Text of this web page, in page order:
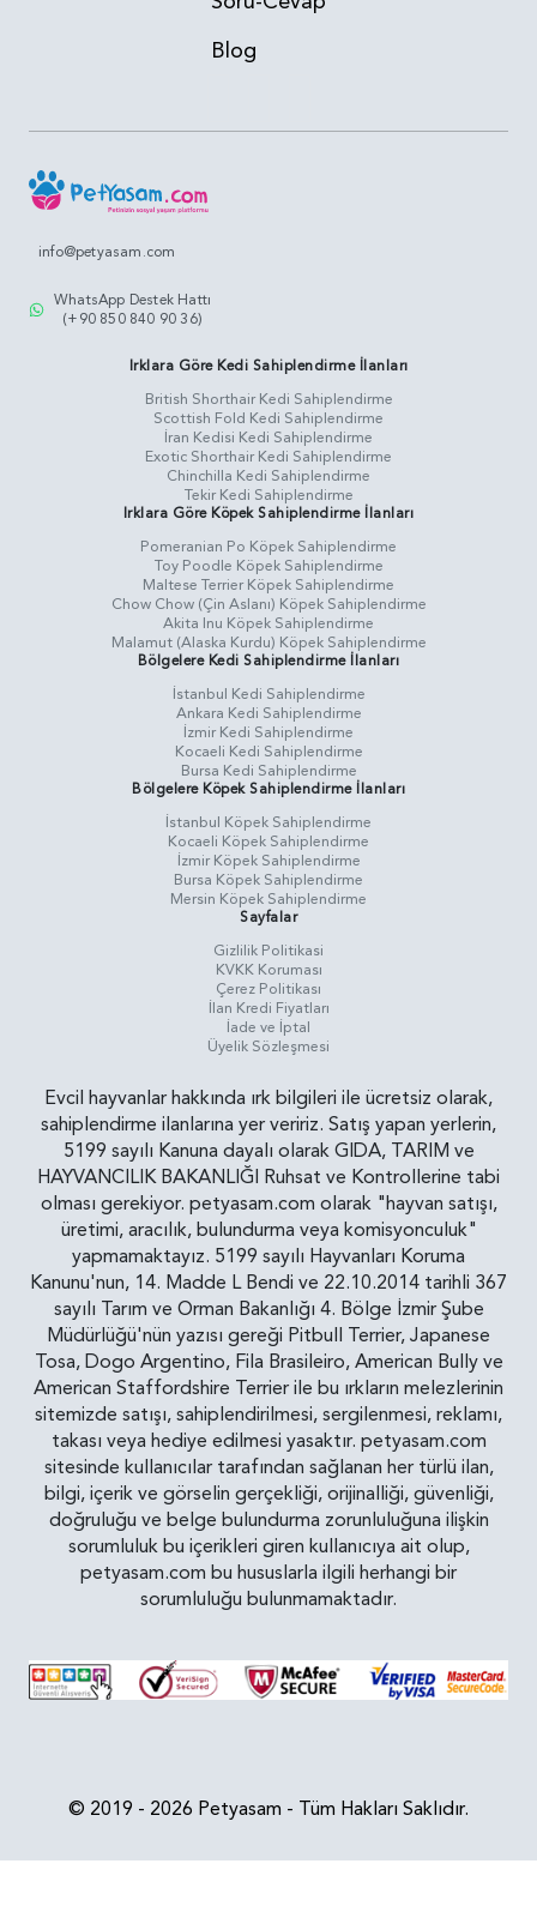
Blog
info@petyasam.com
WhatsApp Destek Hattı
(+90 850 840 90 36)
Irklara Göre Kedi Sahiplendirme İlanları
British Shorthair Kedi Sahiplendirme
Scottish Fold Kedi Sahiplendirme
İran Kedisi Kedi Sahiplendirme
Exotic Shorthair Kedi Sahiplendirme
Chinchilla Kedi Sahiplendirme
Tekir Kedi Sahiplendirme
Irklara Göre Köpek Sahiplendirme İlanları
Pomeranian Po Köpek Sahiplendirme
Toy Poodle Köpek Sahiplendirme
Maltese Terrier Köpek Sahiplendirme
Chow Chow (Çin Aslanı) Köpek Sahiplendirme
Akita Inu Köpek Sahiplendirme
Malamut (Alaska Kurdu) Köpek Sahiplendirme
Bölgelere Kedi Sahiplendirme İlanları
İstanbul Kedi Sahiplendirme
Ankara Kedi Sahiplendirme
İzmir Kedi Sahiplendirme
Kocaeli Kedi Sahiplendirme
Bursa Kedi Sahiplendirme
Bölgelere Köpek Sahiplendirme İlanları
İstanbul Köpek Sahiplendirme
Kocaeli Köpek Sahiplendirme
İzmir Köpek Sahiplendirme
Bursa Köpek Sahiplendirme
Mersin Köpek Sahiplendirme
Sayfalar
Gizlilik Politikasi
KVKK Koruması
Çerez Politikası
İlan Kredi Fiyatları
İade ve İptal
Üyelik Sözleşmesi
Evcil hayvanlar hakkında ırk bilgileri ile ücretsiz olarak,
sahiplendirme ilanlarına yer veririz. Satış yapan yerlerin,
5199 sayılı Kanuna dayalı olarak GIDA, TARIM ve
HAYVANCILIK BAKANLIĞI Ruhsat ve Kontrollerine tabi
olması gerekiyor. petyasam.com olarak "hayvan satışı,
üretimi, aracılık, bulundurma veya komisyonculuk"
yapmamaktayız. 5199 sayılı Hayvanları Koruma
Kanunu'nun, 14. Madde L Bendi ve 22.10.2014 tarihli 367
sayılı Tarım ve Orman Bakanlığı 4. Bölge İzmir Şube
Müdürlüğü'nün yazısı gereği Pitbull Terrier, Japanese
Tosa, Dogo Argentino, Fila Brasileiro, American Bully ve
American Staffordshire Terrier ile bu ırkların melezlerinin
sitemizde satışı, sahiplendirilmesi, sergilenmesi, reklamı,
takası veya hediye edilmesi yasaktır. petyasam.com
sitesinde kullanıcılar tarafından sağlanan her türlü ilan,
bilgi, içerik ve görselin gerçekliği, orijinalliği, güvenliği,
doğruluğu ve belge bulundurma zorunluluğuna ilişkin
sorumluluk bu içerikleri giren kullanıcıya ait olup,
petyasam.com bu hususlarla ilgili herhangi bir
sorumluluğu bulunmamaktadır.
© 2019 - 2026 Petyasam - Tüm Hakları Saklıdır.